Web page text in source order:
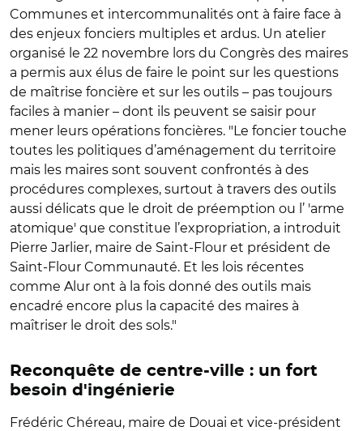
Communes et intercommunalités ont à faire face à
des enjeux fonciers multiples et ardus. Un atelier
organisé le 22 novembre lors du Congrès des maires
a permis aux élus de faire le point sur les questions
de maîtrise foncière et sur les outils – pas toujours
faciles à manier – dont ils peuvent se saisir pour
mener leurs opérations foncières. "Le foncier touche
toutes les politiques d’aménagement du territoire
mais les maires sont souvent confrontés à des
procédures complexes, surtout à travers des outils
aussi délicats que le droit de préemption ou l’ 'arme
atomique' que constitue l’expropriation, a introduit
Pierre Jarlier, maire de Saint-Flour et président de
Saint-Flour Communauté. Et les lois récentes
comme Alur ont à la fois donné des outils mais
encadré encore plus la capacité des maires à
maîtriser le droit des sols."
Reconquête de centre-ville : un fort
besoin d'ingénierie
Frédéric Chéreau, maire de Douai et vice-président